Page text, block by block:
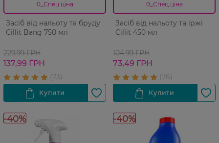
0_Спец.ціна
Засіб від нальоту та бруду
Cillit Bang 750 мл
229,99 ГРН
137,99 ГРН
0_Спец.ціна
Засіб від нальоту та іржі
Cillit 450 мл
104,99 ГРН
73,49 ГРН
-40% -40%